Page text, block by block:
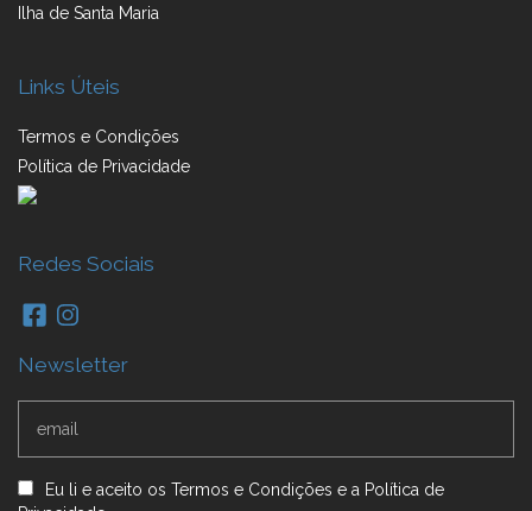
Ilha de Santa Maria
Links Úteis
Termos e Condições
Política de Privacidade
Redes Sociais
Newsletter
Eu li e aceito os Termos e Condições e a Política de